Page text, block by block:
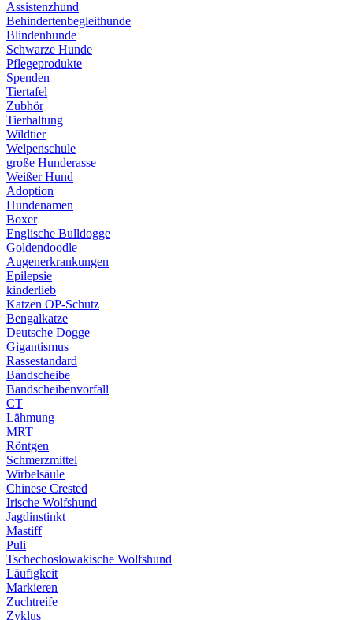
Assistenzhund
Behindertenbegleithunde
Blindenhunde
Schwarze Hunde
Pflegeprodukte
Spenden
Tiertafel
Zubhör
Tierhaltung
Wildtier
Welpenschule
große Hunderasse
Weißer Hund
Adoption
Hundenamen
Boxer
Englische Bulldogge
Goldendoodle
Augenerkrankungen
Epilepsie
kinderlieb
Katzen OP-Schutz
Bengalkatze
Deutsche Dogge
Gigantismus
Rassestandard
Bandscheibe
Bandscheibenvorfall
CT
Lähmung
MRT
Röntgen
Schmerzmittel
Wirbelsäule
Chinese Crested
Irische Wolfshund
Jagdinstinkt
Mastiff
Puli
Tschechoslowakische Wolfshund
Läufigkeit
Markieren
Zuchtreife
Zyklus